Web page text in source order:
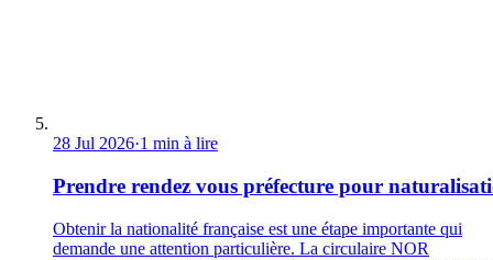
28 Jul 2026·1 min à lire
Prendre rendez vous préfecture pour
Obtenir la nationalité française est une étape importante qui
demande une attention particulière. La circulaire NOR